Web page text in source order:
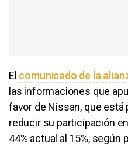
El comunicado de la
las informaciones que
favor de Nissan, que está
reducir su participación
44% actual al 15%, según